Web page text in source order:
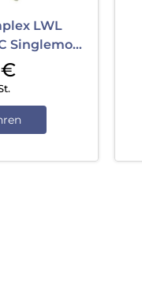
LWL
Singlemode
€